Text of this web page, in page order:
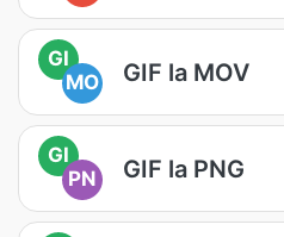
GI
MO
GIF la MOV
GI
PN
GIF la PNG